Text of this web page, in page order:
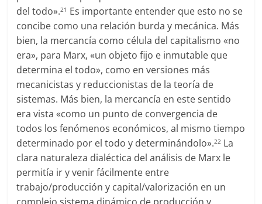
del todo».21 Es importante entender que esto no se
concibe como una relación burda y mecánica. Más
bien, la mercancía como célula del capitalismo «no
era», para Marx, «un objeto fijo e inmutable que
determina el todo», como en versiones más
mecanicistas y reduccionistas de la teoría de
sistemas. Más bien, la mercancía en este sentido
era vista «como un punto de convergencia de
todos los fenómenos económicos, al mismo tiempo
determinado por el todo y determinándolo».22 La
clara naturaleza dialéctica del análisis de Marx le
permitía ir y venir fácilmente entre
trabajo/producción y capital/valorización en un